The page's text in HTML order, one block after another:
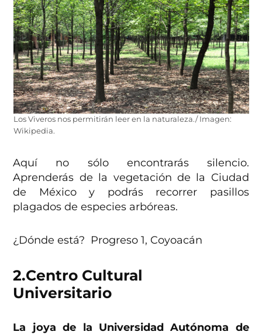
Los Viveros nos permitirán leer en la naturaleza./ Imagen:
Wikipedia.
Aquí no sólo encontrarás silencio.
Aprenderás de la vegetación de la Ciudad
de México y podrás recorrer pasillos
plagados de especies arbóreas.
¿Dónde está? Progreso 1, Coyoacán
2.Centro Cultural
Universitario
La joya de la Universidad Autónoma de